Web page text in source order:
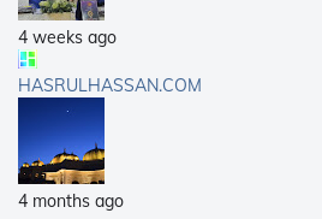
4 weeks ago
HASRULHASSAN.COM
4 months ago